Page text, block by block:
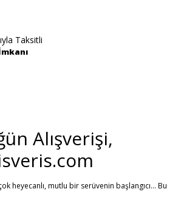
Taksitli
Alışverişi,
heyecanlı, mutlu bir serüvenin başlangıcı... Bu